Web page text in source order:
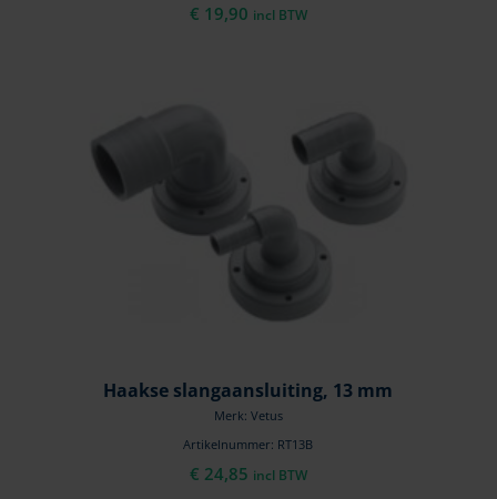
€ 19,90 incl BTW
Haakse slangaansluiting, 13 mm
Merk: Vetus
Artikelnummer: RT13B
€ 24,85 incl BTW